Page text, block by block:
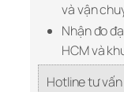
và vận
Nhận đo
HCM và
Hotline tư